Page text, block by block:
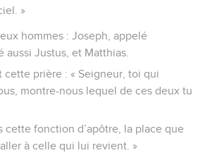
»
hommes : Joseph, appelé
aussi Justus, et Matthias.
cette prière : « Seigneur, toi qui
montre-nous lequel de ces deux tu
cette fonction d’apôtre, la place que
à celle qui lui revient. »